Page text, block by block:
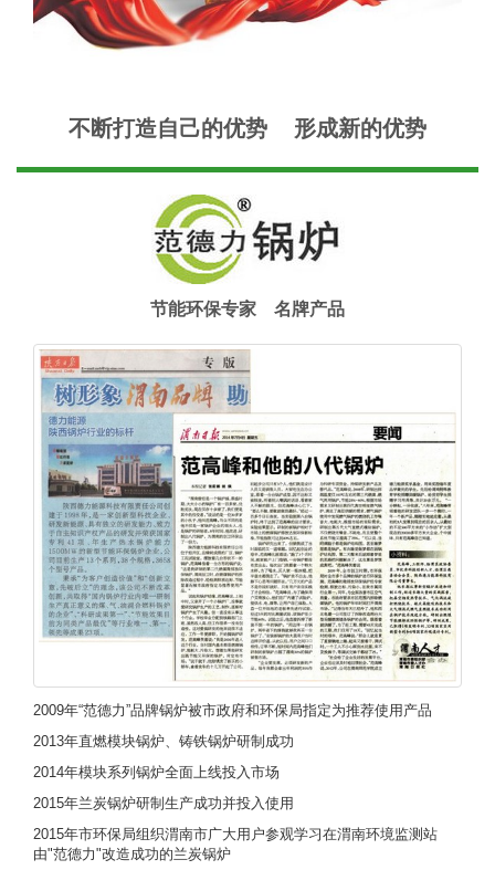
不断打造自己的优势 形成新的优势
节能环保专家 名牌产品
2009年“范德力”品牌锅炉被市政府和环保局指定为推荐使用产品
2013年直燃模块锅炉、铸铁锅炉研制成功
2014年模块系列锅炉全面上线投入市场
2015年兰炭锅炉研制生产成功并投入使用
2015年市环保局组织渭南市广大用户参观学习在渭南环境监测站
由"范德力"改造成功的兰炭锅炉